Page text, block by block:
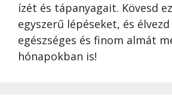
ízét és tápanyagait. Kövesd
egyszerű lépéseket, és élvezd
egészséges és finom almát
hónapokban is!